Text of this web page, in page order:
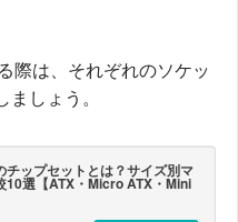
際は、それぞれのソケッ
しょう。
チップセットとは？サイズ別マ
10選【ATX・Micro ATX・Mini